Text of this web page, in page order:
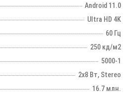
Android 11.0
Ultra HD 4K
60 Гц
250 кд/м2
5000-1
2х8 Вт, Stereo
16.7 млн.